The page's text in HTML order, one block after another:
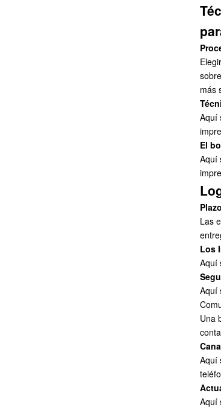
más
Aquí
El
Aquí
Las
Los
Aquí
Aquí
Una
Aquí
Aquí